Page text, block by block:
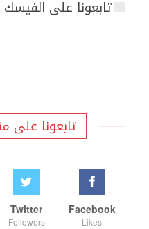
تابعونا على الفيسك
تابعونا على
Facebook
Likes
Twitter
Followers